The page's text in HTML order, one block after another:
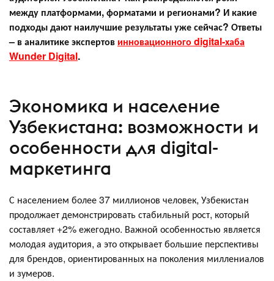
между платформами, форматами и регионами? И какие
подходы дают наилучшие результаты уже сейчас? Ответы
– в аналитике экспертов инновационного digital-хаба
Wunder Digital.
Экономика и население
Узбекистана: возможности и
особенности для digital-
маркетинга
С населением более 37 миллионов человек, Узбекистан
продолжает демонстрировать стабильный рост, который
составляет +2% ежегодно. Важной особенностью является
молодая аудитория, а это открывает большие перспективы
для брендов, ориентированных на поколения миллениалов
и зумеров.